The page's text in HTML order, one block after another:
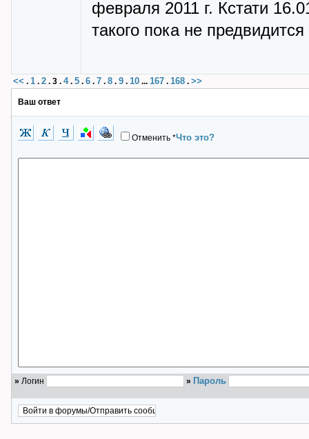
февраля 2011 г. Кстати
такого пока не предвидится
<< . 1 . 2 . 3 . 4. 5 . 6 . 7 . 8 . 9 . 10 ... 167 . 168 . >>
Ваш ответ
Отменить *Что это?
» Логин » Пароль